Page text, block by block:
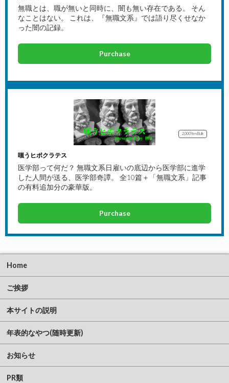
無職とは、職が無いと同時に、闇も無い存在である。 そん
なことはない。 これは、『無職文系』では語り尽くせなか
った闇の記録。
Purchase
2,000YenBulk
嗤うヒポクラテス
医学部って何だ？ 無職文系日雇いの底辺から医学部に進学
した人間が送る、医学部奇譚。 全10篇＋「無職文系」記事
の有料追加分の豪華版。
Purchase
Home
ご挨拶
本サイトの説明
年表的なやつ(随時更新)
お知らせ
PR類